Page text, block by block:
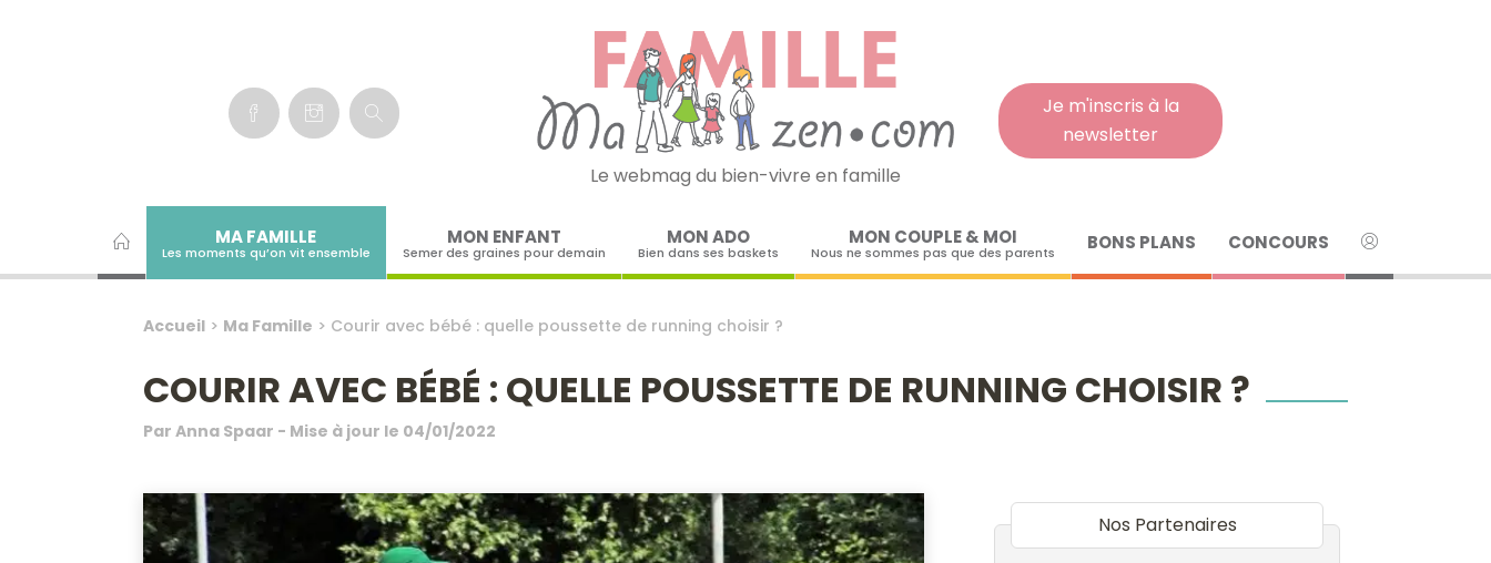
Je m'inscris à la
newsletter
Le webmag du bien-vivre en famille
MA FAMILLE
Les moments qu’on vit ensemble
MON ENFANT
Semer des graines pour demain
MON ADO
Bien dans ses baskets
MON COUPLE & MOI
Nous ne sommes pas que des parents BONS PLANS CONCOURS
Accueil> Ma Famille > Courir avec bébé : quelle poussette de running choisir ?
COURIR AVEC BÉBÉ : QUELLE POUSSETTE DE RUNNING CHOISIR ?
Par Anna Spaar - Mise à jour le 04/01/2022
Nos Partenaires